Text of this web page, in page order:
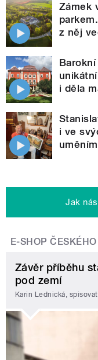
Zámek
z něj
i děla
i ve
Jak
E-SHOP
Závěr příběhu
pod zemí
Karin Lednická,